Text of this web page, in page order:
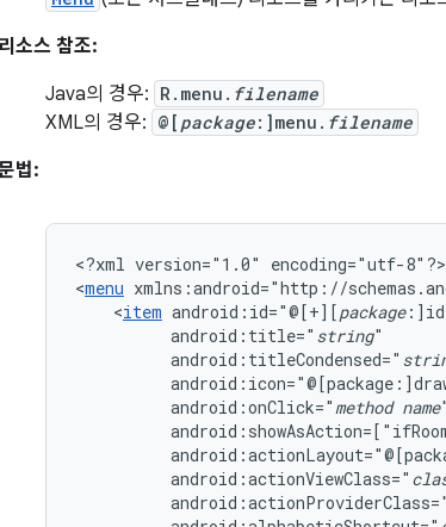
리소스 참조:
Java의 경우: R.menu. filename
XML의 경우: @[ package:]menu. filename
법:
<?xml version="1.0"
encoding="utf-8"?>
<menu
<item android:id="@[+][package
android:title=" string
android:titleCondensed="
android:onClick="method name
android:actionViewClass="
android:actionProviderClass="